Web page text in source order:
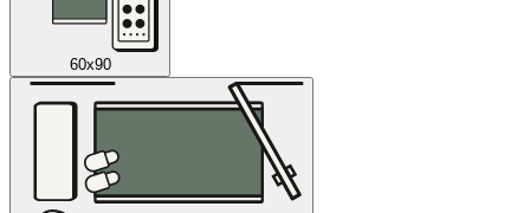
60x90